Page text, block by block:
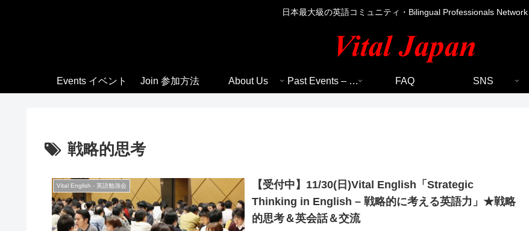
日本最大級の英語コミュニティ・Bilingual Professionals Network
Events イベント Join 参加方法 About Us Past Events – 過去のイベント FAQ SNS
戦略的思考
Vital English - 英語勉強会
【受付中】11/30(日)Vital English「Strategic
Thinking in English – 戦略的に考える英語力」★戦略
的思考＆英会話＆交流